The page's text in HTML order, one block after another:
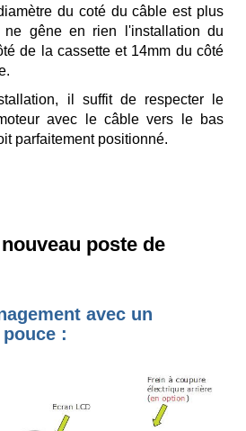
du coté du câble est plus
ne gêne en rien l'installation du
de la cassette et 14mm du côté
il suffit de respecter le
avec le câble vers le bas
parfaitement positionné.
poste de
avec un
: